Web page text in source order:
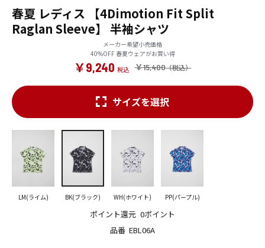
春夏 レディス 【4Dimotion Fit Split
Raglan Sleeve】 半袖シャツ
メーカー希望小売価格
40%OFF 春夏ウェアがお買い得
￥15,400
￥9,240
品番 EBL06A
ポイント還元 0ポイント
サイズを選択
LM(ライム) BK(ブラック) WH(ホワイト) PP(パープル)